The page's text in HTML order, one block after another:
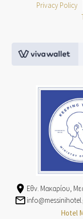
Privacy Policy
viva.png
greece-safe.jpg
Εθν. Μακαρίου,
Hotel